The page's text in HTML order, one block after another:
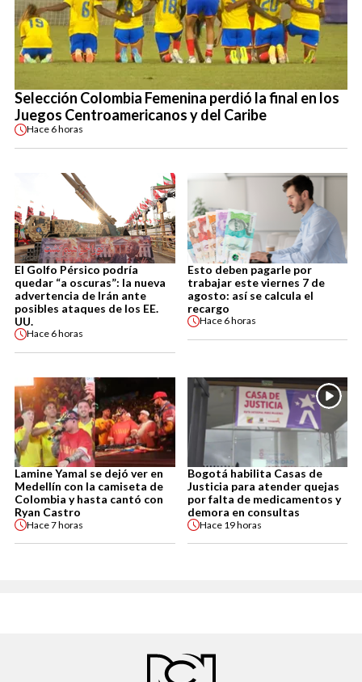
Selección Colombia Femenina perdió la final en los
Juegos Centroamericanos y del Caribe
Hace 6 horas
El Golfo Pérsico podría
quedar “a oscuras”: la nueva
advertencia de Irán ante
posibles ataques de los EE.
UU.
Hace 6 horas
Esto deben pagarle por
trabajar este viernes 7 de
agosto: así se calcula el
recargo
Hace 6 horas
Lamine Yamal se dejó ver en
Medellín con la camiseta de
Colombia y hasta cantó con
Ryan Castro
Hace7 horas
Bogotá habilita Casas de
Justicia para atender quejas
por falta de medicamentos y
demora en consultas
Hace 19 horas